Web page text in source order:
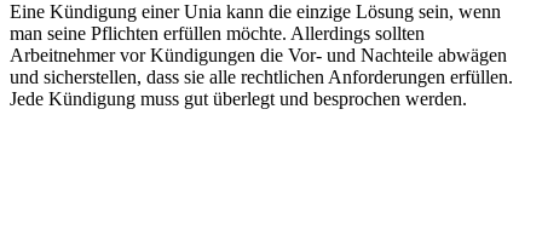
Eine Kündigung einer Unia kann die einzige Lösung sein, wenn
man seine Pflichten erfüllen möchte. Allerdings sollten
Arbeitnehmer vor Kündigungen die Vor- und Nachteile abwägen
und sicherstellen, dass sie alle rechtlichen Anforderungen erfüllen.
Jede Kündigung muss gut überlegt und besprochen werden.